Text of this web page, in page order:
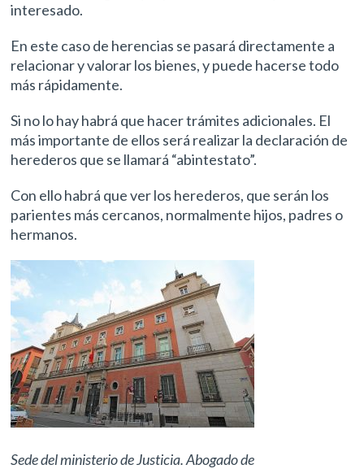
interesado.
En este caso de herencias se pasará directamente a
relacionar y valorar los bienes, y puede hacerse todo
más rápidamente.
Si no lo hay habrá que hacer trámites adicionales. El
más importante de ellos será realizar la declaración de
herederos que se llamará “abintestato”.
Con ello habrá que ver los herederos, que serán los
parientes más cercanos, normalmente hijos, padres o
hermanos.
Sede del ministerio de Justicia. Abogado de